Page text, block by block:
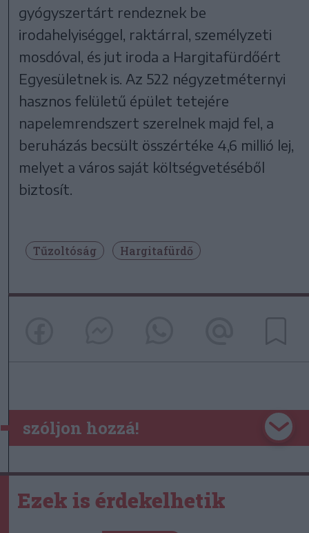
gyógyszertárt rendeznek be
irodahelyiséggel, raktárral, személyzeti
mosdóval, és jut iroda a Hargitafürdőért
Egyesületnek is. Az 522 négyzetméternyi
hasznos felületű épület tetejére
napelemrendszert szerelnek majd fel, a
beruházás becsült összértéke 4,6 millió lej,
melyet a város saját költségvetéséből
biztosít.
Tűzoltóság Hargitafürdő
szóljon hozzá!
Ezek is érdekelhetik